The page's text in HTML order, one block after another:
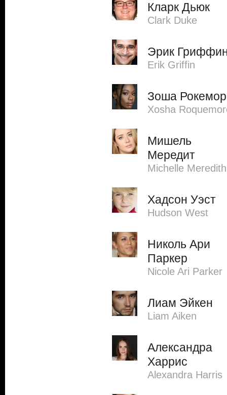
Кларк Дьюк
Clark Duke
Эрик
Erik Griffin
Зоша Рокемор
Xosha
Мишель
Мередит
Michelle Meredith
Хадсон Уэст
Hudson West
Николь Ари
Паркер
Nicole Ari Parker
Лиам Эйкен
Liam Aiken
Александра
Харрис
Alexandra Harris